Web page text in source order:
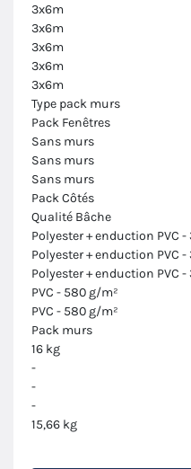
3x6m
3x6m
3x6m
3x6m
3x6m
Type pack murs
Pack Fenêtres
Sans murs
Sans murs
Sans murs
Pack Côtés
Qualité Bâche
Polyester + enduction PVC
Polyester + enduction PVC
Polyester + enduction PVC -
PVC - 580 g/m²
PVC - 580 g/m²
Pack murs
16 kg
-
-
-
15,66 kg